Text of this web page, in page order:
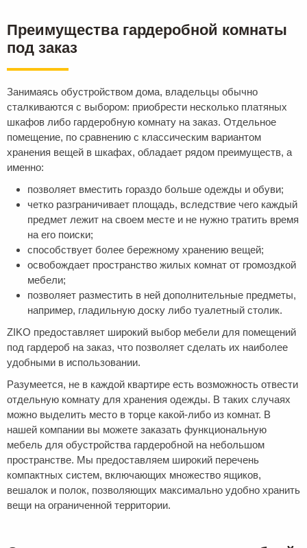
Преимущества гардеробной комнаты
под заказ
Занимаясь обустройством дома, владельцы обычно
сталкиваются с выбором: приобрести несколько платяных
шкафов либо гардеробную комнату на заказ. Отдельное
помещение, по сравнению с классическим вариантом
хранения вещей в шкафах, обладает рядом преимуществ, а
именно:
позволяет вместить гораздо больше одежды и обуви;
четко разграничивает площадь, вследствие чего каждый
предмет лежит на своем месте и не нужно тратить время
на его поиски;
способствует более бережному хранению вещей;
освобождает пространство жилых комнат от громоздкой
мебели;
позволяет разместить в ней дополнительные предметы,
например, гладильную доску либо туалетный столик.
ZIKO предоставляет широкий выбор мебели для помещений
под гардероб на заказ, что позволяет сделать их наиболее
удобными в использовании.
Разумеется, не в каждой квартире есть возможность отвести
отдельную комнату для хранения одежды. В таких случаях
можно выделить место в торце какой-либо из комнат. В
нашей компании вы можете заказать функциональную
мебель для обустройства гардеробной на небольшом
пространстве. Мы предоставляем широкий перечень
компактных систем, включающих множество ящиков,
вешалок и полок, позволяющих максимально удобно хранить
вещи на ограниченной территории.